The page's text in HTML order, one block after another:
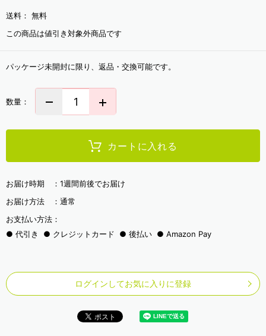
送料： 無料
この商品は値引き対象外商品です
パッケージ未開封に限り、返品・交換可能です。
数量：
カートに入れる
お届け時期 ： 1週間前後でお届け
お届け方法 ： 通常
お支払い方法：
代引き
クレジットカード 後払い Amazon Pay
ログインしてお気に入りに登録